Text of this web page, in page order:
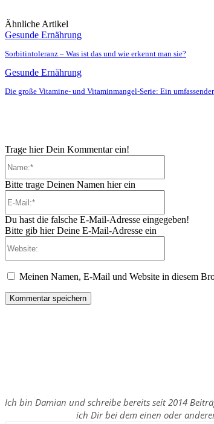
Ähnliche Artikel
Gesunde Ernährung
Sorbitintoleranz – Was ist das und wie erkennt man sie?
Gesunde Ernährung
Die große Vitamine- und Vitaminmangel-Serie: Ein
Trage hier Dein Kommentar ein!
Bitte trage Deinen Namen hier ein
Du hast die falsche E-Mail-Adresse eingegeben!
Bitte gib hier Deine E-Mail-Adresse ein
Meinen Namen, E-Mail und Website in diesem
Ich bin Damian und schreibe bereits seit 2014
ich Dir bei dem einen oder